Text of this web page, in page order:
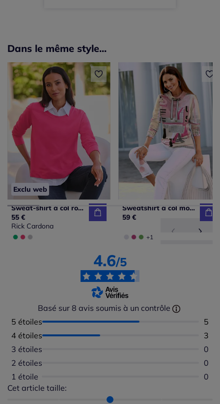
Dans le même style...
Exclu web
Sweat-shirt à col rond et empiècement en matière tissée
55 €
Rick Cardona
Sweatshirt à col montant avec motif lettres et touches brillantes
59 €
+1
4.6/5
Basé sur 8 avis soumis à un contrôle
5 étoiles
5
4 étoiles
3
3 étoiles
0
2 étoiles
0
1 étoile
0
Cet article taille:
Répartition du taillant selon les avis clients
Taille normalement : 100%